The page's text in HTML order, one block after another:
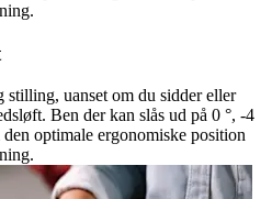
uanset om du sidder eller
Ben der kan slås ud på 0 °, -4
optimale ergonomiske position